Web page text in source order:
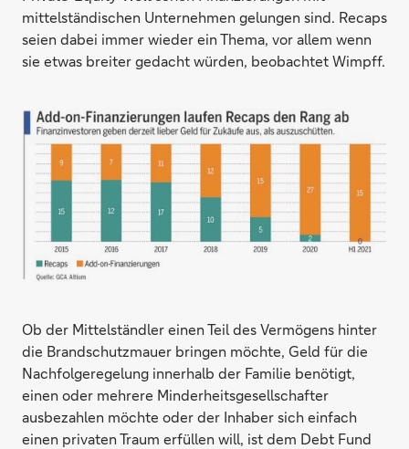
mittelständischen Unternehmen gelungen sind. Recaps
seien dabei immer wieder ein Thema, vor allem wenn
sie etwas breiter gedacht würden, beobachtet Wimpff.
Ob der Mittelständler einen Teil des Vermögens hinter
die Brandschutzmauer bringen möchte, Geld für die
Nachfolgeregelung innerhalb der Familie benötigt,
einen oder mehrere Minderheitsgesellschafter
ausbezahlen möchte oder der Inhaber sich einfach
einen privaten Traum erfüllen will, ist dem Debt Fund